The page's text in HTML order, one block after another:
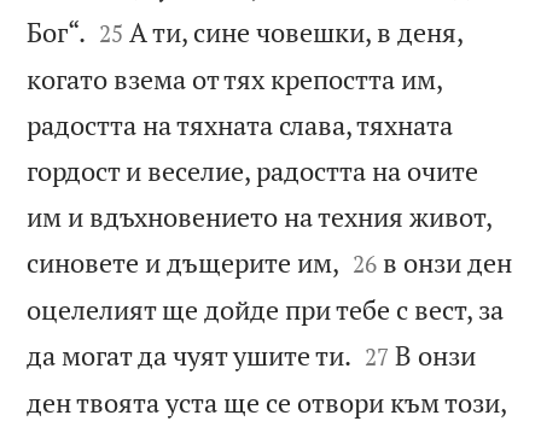
Бог“. 

25 А ти, сине човешки, в деня,
когато взема от тях крепостта им,
радостта на тяхната слава, тяхната
гордост и веселие, радостта на очите
им и вдъхновението на техния живот,
синовете и дъщерите им, 

26 в онзи ден
оцелелият ще дойде при тебе с вест, за
да могат да чуят ушите ти. 

27 В онзи
ден твоята уста ще се отвори към този,